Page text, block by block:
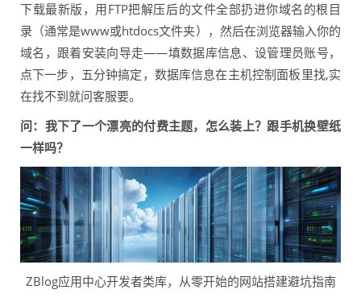
下载最新版，用FTP把解压后的文件全部扔进你域名的根目
录（通常是www或htdocs文件夹），然后在浏览器输入你的
域名，跟着安装向导走——填数据库信息、设管理员账号，
点下一步，五分钟搞定，数据库信息在主机控制面板里找,实
在找不到就问客服要。
问：我下了一个漂亮的付费主题，怎么装上？跟手机换壁纸
一样吗？
ZBlog应用中心开发者类库，从零开始的网站搭建避坑指南